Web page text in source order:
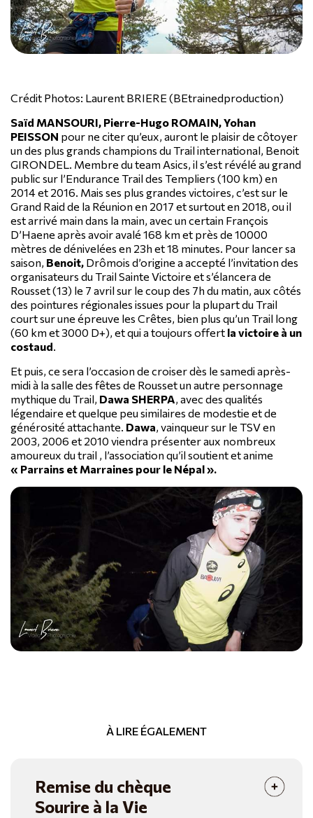
Crédit Photos: Laurent BRIERE (BEtrainedproduction)
Saïd MANSOURI, Pierre-Hugo ROMAIN, Yohan
PEISSON pour ne citer qu’eux, auront le plaisir de côtoyer
un des plus grands champions du Trail international, Benoit
GIRONDEL. Membre du team Asics, il s’est révélé au grand
public sur l’Endurance Trail des Templiers (100 km) en
2014 et 2016. Mais ses plus grandes victoires, c’est sur le
Grand Raid de la Réunion en 2017 et surtout en 2018, ou il
est arrivé main dans la main, avec un certain François
D’Haene après avoir avalé 168 km et près de 10000
mètres de dénivelées en 23h et 18 minutes. Pour lancer sa
saison, Benoit, Drômois d’origine a accepté l’invitation des
organisateurs du Trail Sainte Victoire et s’élancera de
Rousset (13) le 7 avril sur le coup des 7h du matin, aux côtés
des pointures régionales issues pour la plupart du Trail
court sur une épreuve les Crêtes, bien plus qu’un Trail long
(60 km et 3000 D+), et qui a toujours offert la victoire à un
costaud.
Et puis, ce sera l’occasion de croiser dès le samedi après-
midi à la salle des fêtes de Rousset un autre personnage
mythique du Trail, Dawa SHERPA, avec des qualités
légendaire et quelque peu similaires de modestie et de
générosité attachante. Dawa, vainqueur sur le TSV en
2003, 2006 et 2010 viendra présenter aux nombreux
amoureux du trail , l’association qu’il soutient et anime
« Parrains et Marraines pour le Népal ».
À LIRE ÉGALEMENT
Remise du chèque
Sourire à la Vie